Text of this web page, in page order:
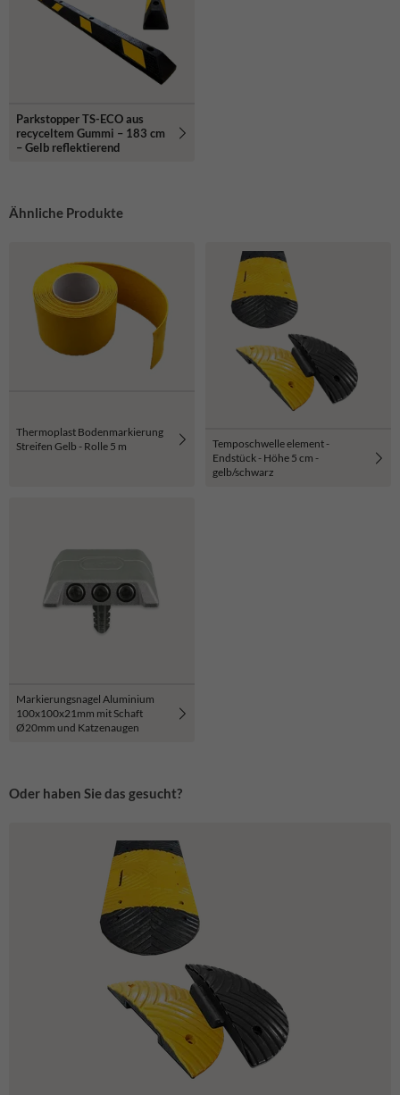
Parkstopper TS-ECO aus
recyceltem Gummi – 183 cm
– Gelb reflektierend
Ähnliche Produkte
Thermoplast Bodenmarkierung
Streifen Gelb - Rolle 5 m
Temposchwelle element -
Endstück - Höhe 5 cm -
gelb/schwarz
Markierungsnagel Aluminium
100x100x21mm mit Schaft
Ø20mm und Katzenaugen
Oder haben Sie das gesucht?